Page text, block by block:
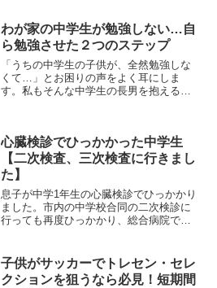
わが家の中学生が勉強しない…自
ら勉強させた２つのステップ
「うちの中学生の子供が、全然勉強しな
くて…」とお困りの声をよく耳にしま
す。私もそんな中学生の長男を抱える母
疲弊していました。「小学...
心臓検診でひっかかった中学生
【二次検査、三次検査に行きまし
た】
息子が中学1年生の心臓検診でひっかかり
ました。市内の中学校合同の二次検診に
行っても再度ひっかかり、総合病院での
言えば異常なのですが、問題ないそうで
す。心臓検診にひっかか...
子供がサッカーでトレセン・セレ
クションを狙うなら必見！短期間